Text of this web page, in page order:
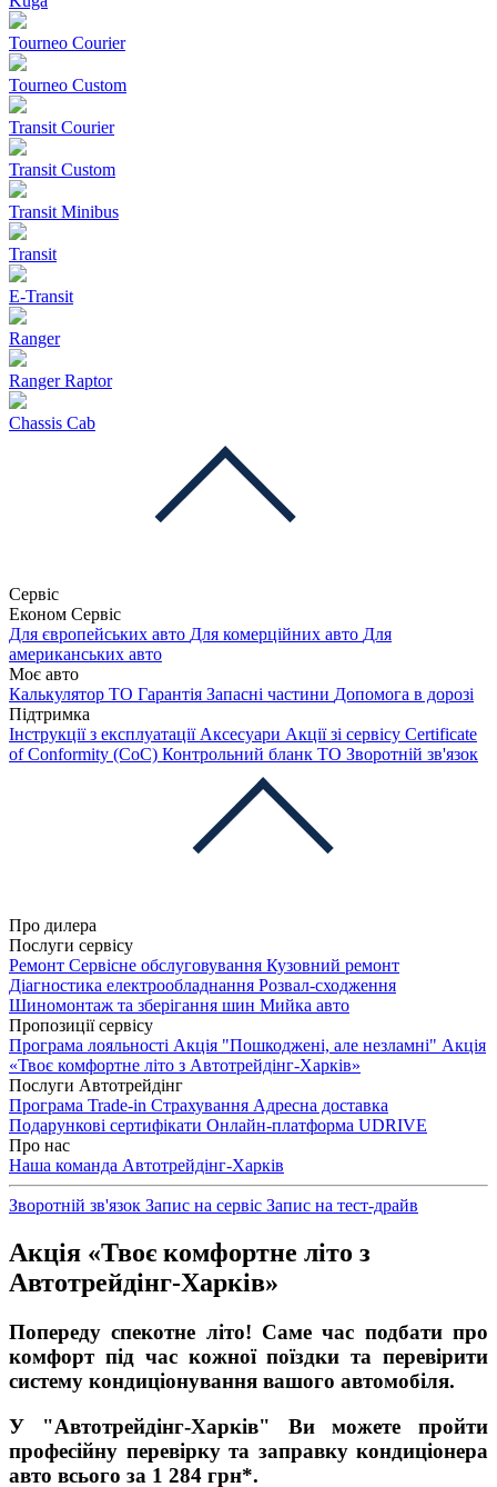
Tourneo Courier
Tourneo Custom
Transit Courier
Transit Custom
Transit Minibus
Transit
E-Transit
Ranger
Ranger Raptor
Chassis Cab
Сервіс
Економ Сервіс
Для європейських авто Для комерційних авто Для
американських авто
Моє авто
Калькулятор ТО Гарантія Запасні частини Допомога в дорозі
Підтримка
Інструкції з експлуатації Аксесуари Акції зі сервісу Certificate
of Conformity (CoC) Контрольний бланк ТО Зворотній зв'язок
Про дилера
Послуги сервісу
Ремонт Сервісне обслуговування Кузовний ремонт
Діагностика електрообладнання Розвал-сходження
Шиномонтаж та зберігання шин Мийка авто
Пропозиції сервісу
Програма лояльності Акція "Пошкоджені, але незламні" Акція
«Твоє комфортне літо з Автотрейдінг-Харків»
Послуги Автотрейдінг
Програма Trade-in Страхування Адресна доставка
Подарункові сертифікати Онлайн-платформа UDRIVE
Про нас
Наша команда Автотрейдінг-Харків
Зворотній зв'язок Запис на сервіс Запис на тест-драйв
Акція «Твоє комфортне літо з
Автотрейдінг-Харків»
Попереду спекотне літо! Саме час подбати про
комфорт під час кожної поїздки та перевірити
систему кондиціонування вашого автомобіля.
У "Автотрейдінг-Харків" Ви можете пройти
професійну перевірку та заправку кондиціонера
авто всього за 1 284 грн*.